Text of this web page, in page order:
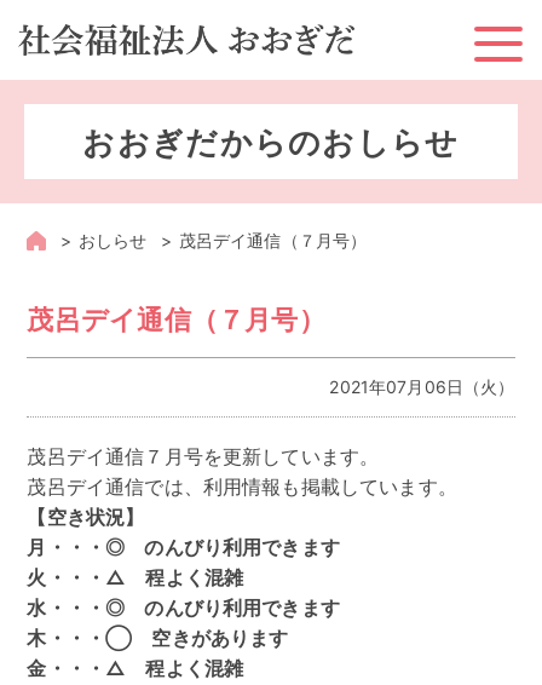
おおぎだからのおしらせ
おしらせ 茂呂デイ通信（７月号）
茂呂デイ通信（７月号）
2021年07月06日（火）
茂呂デイ通信７月号を更新しています。
茂呂デイ通信では、利用情報も掲載しています。
【空き状況】
月・・・◎ のんびり利用できます
火・・・△ 程よく混雑
水・・・◎ のんびり利用できます
木・・・◯ 空きがあります
金・・・△ 程よく混雑
ホーム
お知らせ
採用情報
情報公開
アクセス
お問い合わせ